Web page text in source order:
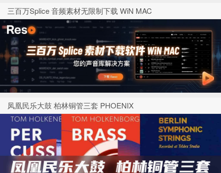
三百万Splice 音频素材无限制下载 WiN MAC
凤凰民乐大鼓 柏林铜管三套 PHOENIX